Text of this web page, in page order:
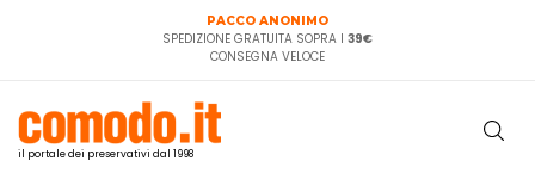
PACCO ANONIMO
SPEDIZIONE GRATUITA SOPRA I 39€
CONSEGNA VELOCE
il portale dei preservativi dal 1998